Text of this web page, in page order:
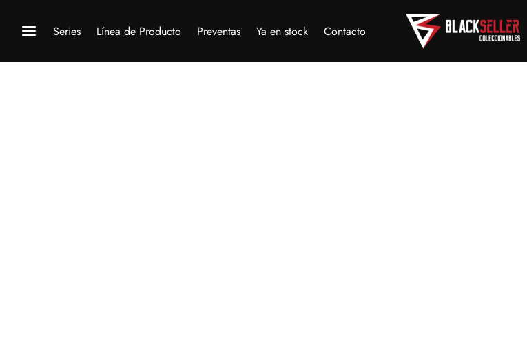
Series Línea de Producto Preventas Ya en stock Contacto